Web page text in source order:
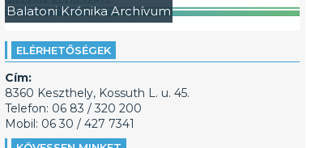
Balatoni Krónika Archívum
ELÉRHETŐSÉGEK
Cím:
8360 Keszthely, Kossuth L. u. 45.
Telefon: 06 83 / 320 200
Mobil: 06 30 / 427 7341